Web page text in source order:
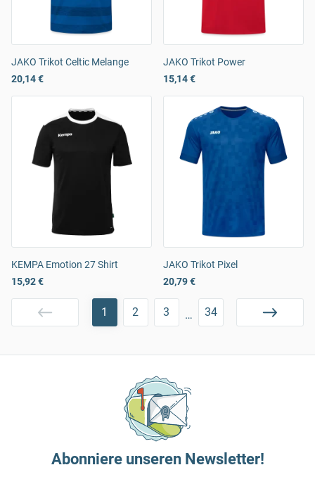
JAKO Trikot Celtic Melange
20,14 €
JAKO Trikot Power
15,14 €
KEMPA Emotion 27 Shirt
15,92 €
JAKO Trikot Pixel
20,79 €
1 2 3 … 34
Abonniere unseren Newsletter!